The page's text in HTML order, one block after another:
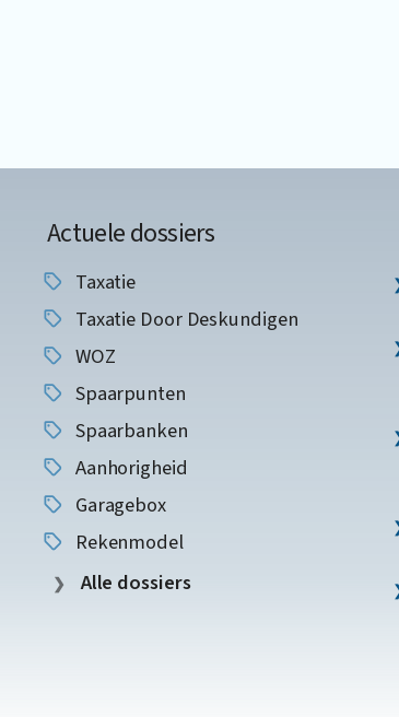
Actuele dossiers
Taxatie
Taxatie Door Deskundigen
WOZ
Spaarpunten
Spaarbanken
Aanhorigheid
Garagebox
Rekenmodel
Alle dossiers